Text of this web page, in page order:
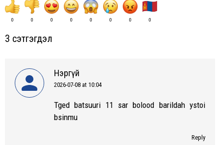
0 0 0 0 0 0 0 0
3 сэтгэгдэл
Нэргүй
says:
2026-07-08 at 10:04
Tged batsuuri 11 sar bolood barildah ystoi
bsinmu
Reply